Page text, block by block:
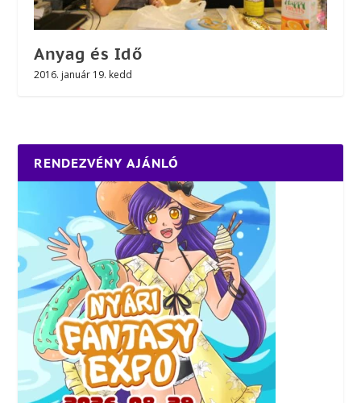
Anyag és Idő
2016. január 19. kedd
RENDEZVÉNY AJÁNLÓ